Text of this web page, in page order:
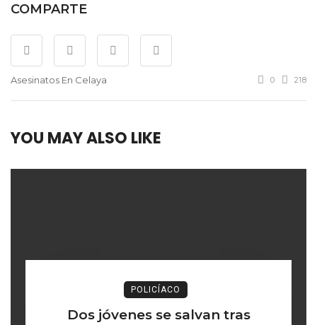
COMPARTE
Asesinatos En Celaya 0 218
YOU MAY ALSO LIKE
POLICÍACO
Dos jóvenes se salvan tras